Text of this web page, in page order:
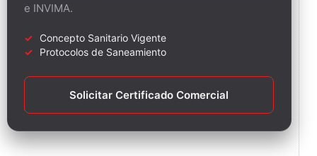
e INVIMA.
Concepto Sanitario Vigente
Protocolos de Saneamiento
Solicitar Certificado Comercial